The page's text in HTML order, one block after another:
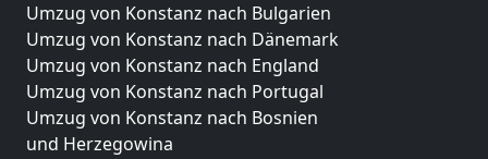
Umzug von Konstanz nach Bulgarien
Umzug von Konstanz nach Dänemark
Umzug von Konstanz nach England
Umzug von Konstanz nach Portugal
Umzug von Konstanz nach Bosnien
und Herzegowina